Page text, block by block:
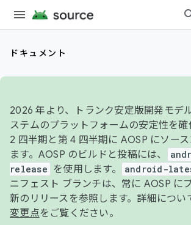
ドキュメント
2026 年より、トランク安定版開発モデ
ステムのプラットフォームの安定性を
2 四半期と第 4 四半期に AOSP にソー
ます。AOSP のビルドと投稿には、
release
を使用します。 android-
ニフェスト ブランチは、常に AOSP に
新のリリースを参照します。詳細につい
変更点をご覧ください。